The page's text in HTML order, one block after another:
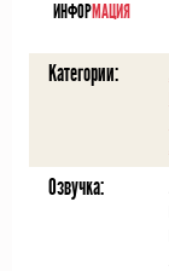
ИНФОРМАЦИЯ
Категории:
Озвучка: